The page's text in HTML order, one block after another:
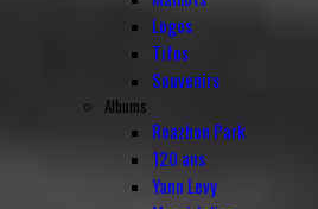
Logos
Tifos
Souvenirs
Albums
Roazhon Park
120 ans
Yann Levy